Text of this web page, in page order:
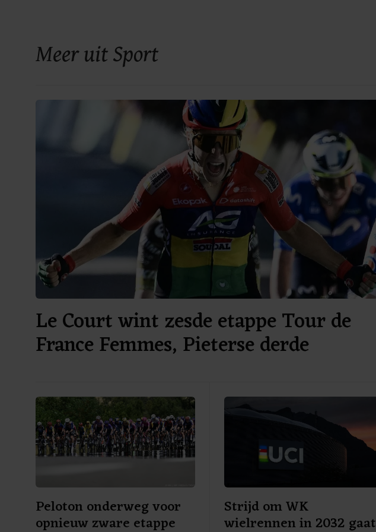
Meer uit Sport
Le Court wint zesde etappe Tour de
France Femmes, Pieterse derde
Peloton onderweg voor
opnieuw zware etappe
Strijd om WK
wielrennen in 2032 gaat